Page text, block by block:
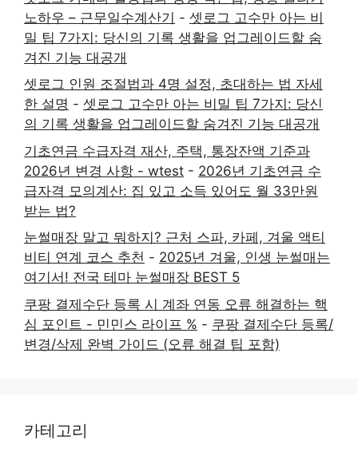
노하우 – 근무일수계산기 - 셋로그 고수만 아는 비
밀 팁 7가지: 당신의 기록 생활을 업그레이드할 숨
겨진 기능 대공개
셋로그 인원 조절법과 4명 설정, 초대하는 법 자세
한 설명 - 셋로그 고수만 아는 비밀 팁 7가지: 당신
의 기록 생활을 업그레이드할 숨겨진 기능 대공개
기초연금 수급자격 재산, 주택, 통장잔액 기준과
2026년 변경 사항 - wtest - 2026년 기초연금 수
급자격 모의계산: 집 있고 소득 있어도 월 33만원
받는 법?
눈썰매장 말고 뭐하지? 근처 스파, 카페, 겨울 액티
비티 연계 코스 추천 - 2025년 겨울, 인생 눈썰매는
여기서! 전국 테마 눈썰매장 BEST 5
쿠팡 결제수단 등록 시 계좌 연동 오류 해결하는 핵
심 포인트 - 민민스 라이프 % - 쿠팡 결제수단 등록/
변경/삭제 완벽 가이드 (오류 해결 팁 포함)
카테고리